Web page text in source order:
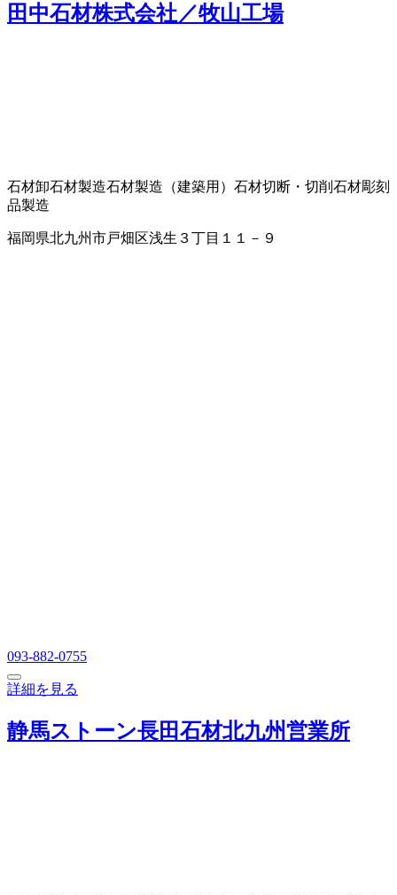
田中石材株式会社／牧山工場
石材卸石材製造石材製造（建築用） 石材切断・切削 石材彫刻
品製造
福岡県北九州市戸畑区浅生３丁目１１－９
093-882-0755
詳細を見る
静馬ストーン長田石材北九州営業所